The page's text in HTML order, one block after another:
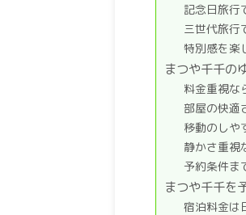
記念日旅行
三世代旅行
特別感を楽
まつや千千の
料金重視な
部屋の快適
移動のしや
静かさ重視
予約条件ま
まつや千千を
宿泊料金は